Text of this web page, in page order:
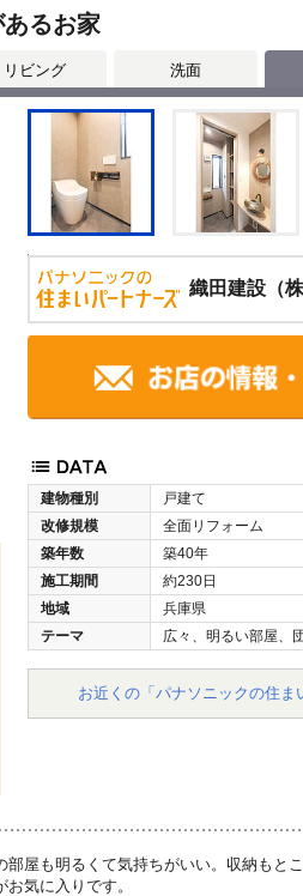
るお家
リビング 洗面
織田建設（
建物種別
戸建て
改修規模
全面リフォーム
築年数
築40年
施工期間
約230日
地域
兵庫県
テーマ
広々、明るい部屋、
お近くの「パナソニックの住
屋も明るくて気持ちがいい。収納もと
気に入りです。